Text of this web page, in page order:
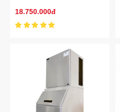
18.750.000đ